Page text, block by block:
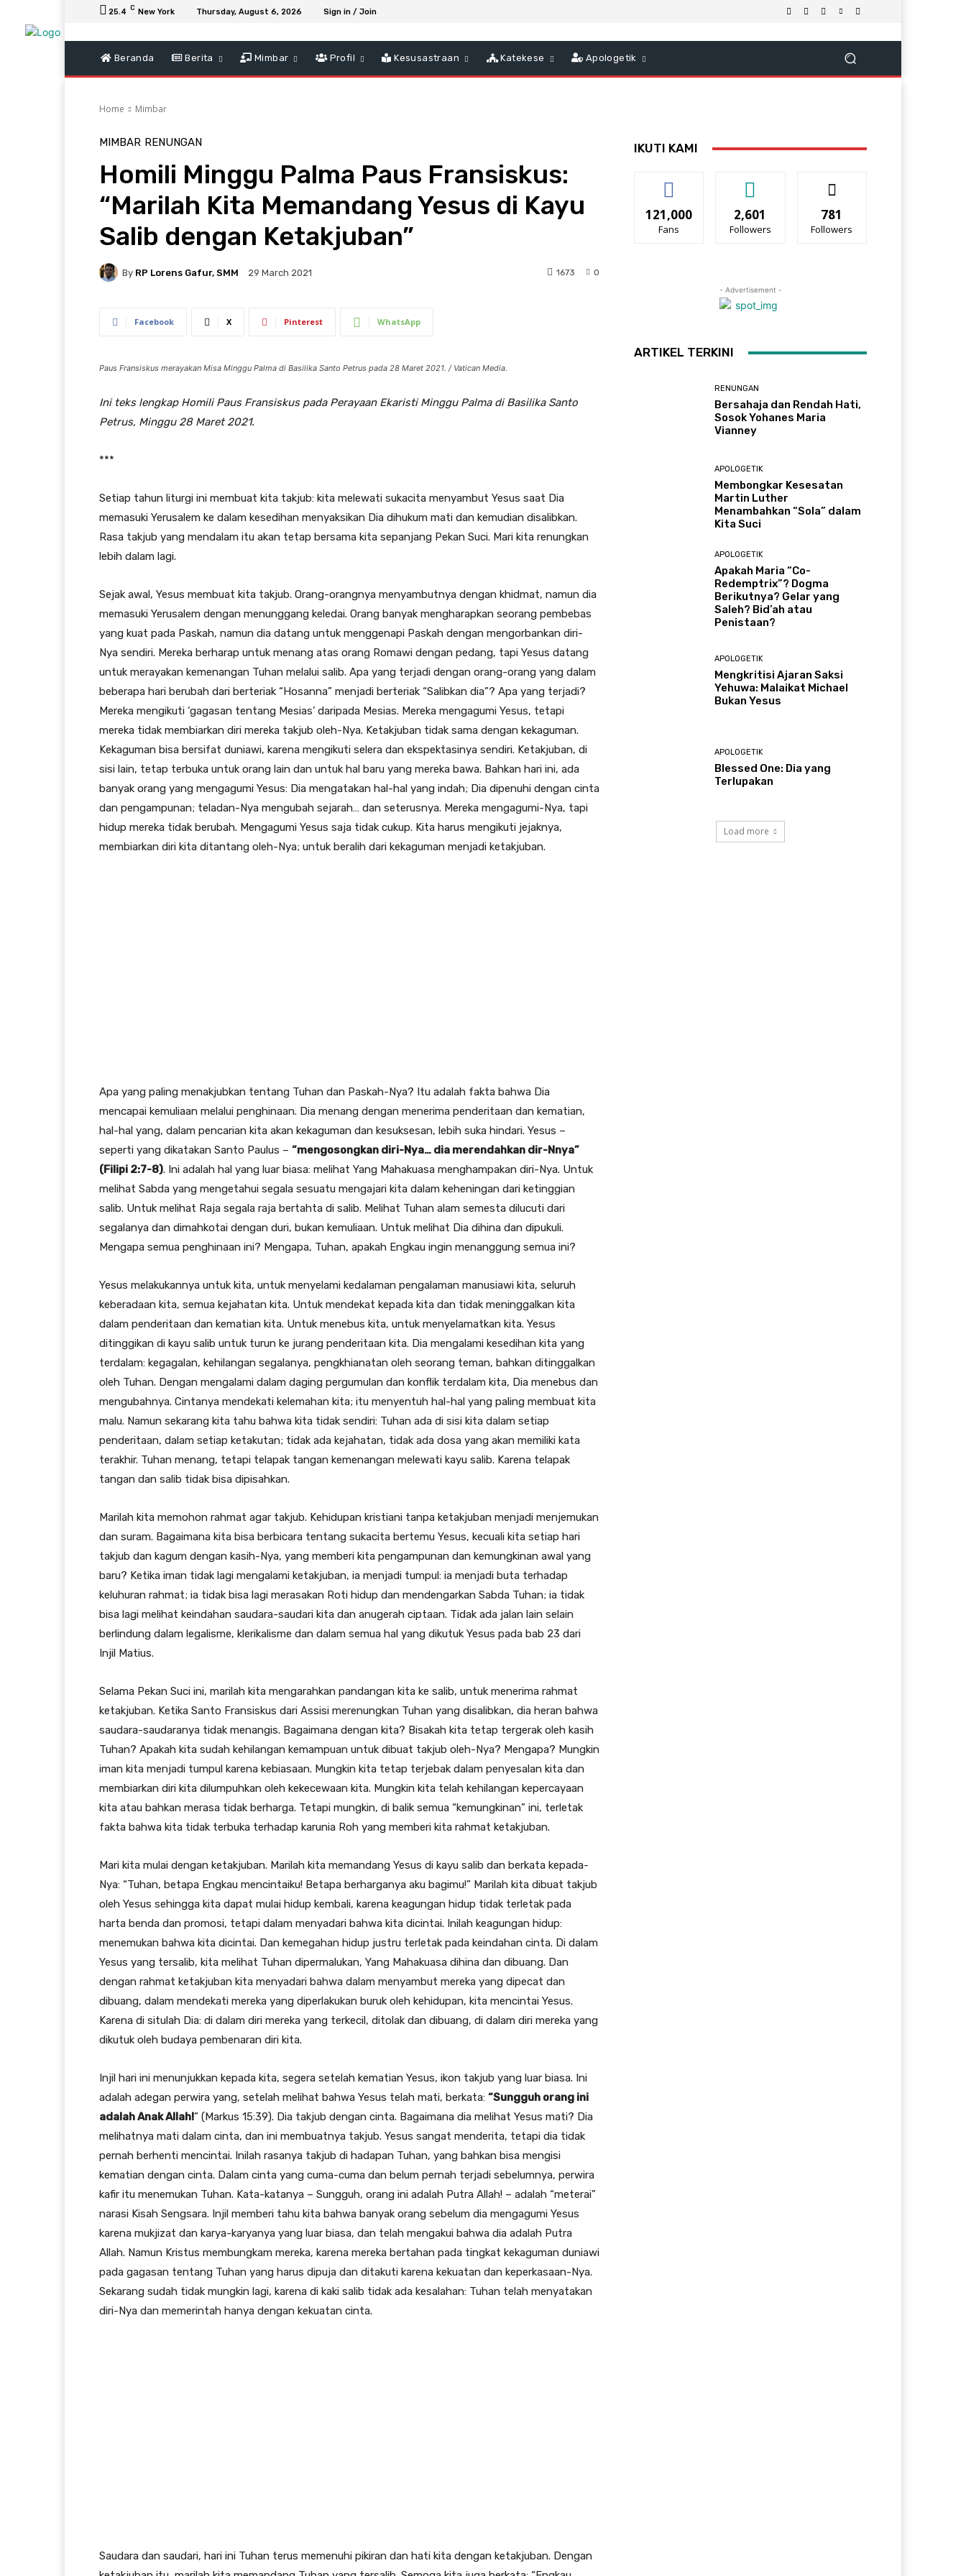
25.4 C New York Thursday, August 6, 2026 Sign in / Join
Beranda Berita Mimbar Profil Kesusastraan Katekese Apologetik
Home Mimbar
MIMBAR RENUNGAN
Homili Minggu Palma Paus Fransiskus:
“Marilah Kita Memandang Yesus di Kayu
Salib dengan Ketakjuban”
By RP Lorens Gafur, SMM 29 March 2021 0
1673
Facebook X Pinterest WhatsApp
Paus Fransiskus merayakan Misa Minggu Palma di Basilika Santo Petrus pada 28 Maret 2021. / Vatican Media.
Ini teks lengkap Homili Paus Fransiskus pada Perayaan Ekaristi Minggu Palma di Basilika Santo
Petrus, Minggu 28 Maret 2021.
***
Setiap tahun liturgi ini membuat kita takjub: kita melewati sukacita menyambut Yesus saat Dia
memasuki Yerusalem ke dalam kesedihan menyaksikan Dia dihukum mati dan kemudian disalibkan.
Rasa takjub yang mendalam itu akan tetap bersama kita sepanjang Pekan Suci. Mari kita renungkan
lebih dalam lagi.
Sejak awal, Yesus membuat kita takjub. Orang-orangnya menyambutnya dengan khidmat, namun dia
memasuki Yerusalem dengan menunggang keledai. Orang banyak mengharapkan seorang pembebas
yang kuat pada Paskah, namun dia datang untuk menggenapi Paskah dengan mengorbankan diri-
Nya sendiri. Mereka berharap untuk menang atas orang Romawi dengan pedang, tapi Yesus datang
untuk merayakan kemenangan Tuhan melalui salib. Apa yang terjadi dengan orang-orang yang dalam
beberapa hari berubah dari berteriak “Hosanna” menjadi berteriak “Salibkan dia”? Apa yang terjadi?
Mereka mengikuti ‘gagasan tentang Mesias’ daripada Mesias. Mereka mengagumi Yesus, tetapi
mereka tidak membiarkan diri mereka takjub oleh-Nya. Ketakjuban tidak sama dengan kekaguman.
Kekaguman bisa bersifat duniawi, karena mengikuti selera dan ekspektasinya sendiri. Ketakjuban, di
sisi lain, tetap terbuka untuk orang lain dan untuk hal baru yang mereka bawa. Bahkan hari ini, ada
banyak orang yang mengagumi Yesus: Dia mengatakan hal-hal yang indah; Dia dipenuhi dengan cinta
dan pengampunan; teladan-Nya mengubah sejarah… dan seterusnya. Mereka mengagumi-Nya, tapi
hidup mereka tidak berubah. Mengagumi Yesus saja tidak cukup. Kita harus mengikuti jejaknya,
membiarkan diri kita ditantang oleh-Nya; untuk beralih dari kekaguman menjadi ketakjuban.
Apa yang paling menakjubkan tentang Tuhan dan Paskah-Nya? Itu adalah fakta bahwa Dia
mencapai kemuliaan melalui penghinaan. Dia menang dengan menerima penderitaan dan kematian,
hal-hal yang, dalam pencarian kita akan kekaguman dan kesuksesan, lebih suka hindari. Yesus –
seperti yang dikatakan Santo Paulus – “mengosongkan diri-Nya… dia merendahkan dir-Nnya”
(Filipi 2:7-8). Ini adalah hal yang luar biasa: melihat Yang Mahakuasa menghampakan diri-Nya. Untuk
melihat Sabda yang mengetahui segala sesuatu mengajari kita dalam keheningan dari ketinggian
salib. Untuk melihat Raja segala raja bertahta di salib. Melihat Tuhan alam semesta dilucuti dari
segalanya dan dimahkotai dengan duri, bukan kemuliaan. Untuk melihat Dia dihina dan dipukuli.
Mengapa semua penghinaan ini? Mengapa, Tuhan, apakah Engkau ingin menanggung semua ini?
Yesus melakukannya untuk kita, untuk menyelami kedalaman pengalaman manusiawi kita, seluruh
keberadaan kita, semua kejahatan kita. Untuk mendekat kepada kita dan tidak meninggalkan kita
dalam penderitaan dan kematian kita. Untuk menebus kita, untuk menyelamatkan kita. Yesus
ditinggikan di kayu salib untuk turun ke jurang penderitaan kita. Dia mengalami kesedihan kita yang
terdalam: kegagalan, kehilangan segalanya, pengkhianatan oleh seorang teman, bahkan ditinggalkan
oleh Tuhan. Dengan mengalami dalam daging pergumulan dan konflik terdalam kita, Dia menebus dan
mengubahnya. Cintanya mendekati kelemahan kita; itu menyentuh hal-hal yang paling membuat kita
malu. Namun sekarang kita tahu bahwa kita tidak sendiri: Tuhan ada di sisi kita dalam setiap
penderitaan, dalam setiap ketakutan; tidak ada kejahatan, tidak ada dosa yang akan memiliki kata
terakhir. Tuhan menang, tetapi telapak tangan kemenangan melewati kayu salib. Karena telapak
tangan dan salib tidak bisa dipisahkan.
Marilah kita memohon rahmat agar takjub. Kehidupan kristiani tanpa ketakjuban menjadi menjemukan
dan suram. Bagaimana kita bisa berbicara tentang sukacita bertemu Yesus, kecuali kita setiap hari
takjub dan kagum dengan kasih-Nya, yang memberi kita pengampunan dan kemungkinan awal yang
baru? Ketika iman tidak lagi mengalami ketakjuban, ia menjadi tumpul: ia menjadi buta terhadap
keluhuran rahmat; ia tidak bisa lagi merasakan Roti hidup dan mendengarkan Sabda Tuhan; ia tidak
bisa lagi melihat keindahan saudara-saudari kita dan anugerah ciptaan. Tidak ada jalan lain selain
berlindung dalam legalisme, klerikalisme dan dalam semua hal yang dikutuk Yesus pada bab 23 dari
Injil Matius.
Selama Pekan Suci ini, marilah kita mengarahkan pandangan kita ke salib, untuk menerima rahmat
ketakjuban. Ketika Santo Fransiskus dari Assisi merenungkan Tuhan yang disalibkan, dia heran bahwa
saudara-saudaranya tidak menangis. Bagaimana dengan kita? Bisakah kita tetap tergerak oleh kasih
Tuhan? Apakah kita sudah kehilangan kemampuan untuk dibuat takjub oleh-Nya? Mengapa? Mungkin
iman kita menjadi tumpul karena kebiasaan. Mungkin kita tetap terjebak dalam penyesalan kita dan
membiarkan diri kita dilumpuhkan oleh kekecewaan kita. Mungkin kita telah kehilangan kepercayaan
kita atau bahkan merasa tidak berharga. Tetapi mungkin, di balik semua “kemungkinan” ini, terletak
fakta bahwa kita tidak terbuka terhadap karunia Roh yang memberi kita rahmat ketakjuban.
Mari kita mulai dengan ketakjuban. Marilah kita memandang Yesus di kayu salib dan berkata kepada-
Nya: “Tuhan, betapa Engkau mencintaiku! Betapa berharganya aku bagimu!” Marilah kita dibuat takjub
oleh Yesus sehingga kita dapat mulai hidup kembali, karena keagungan hidup tidak terletak pada
harta benda dan promosi, tetapi dalam menyadari bahwa kita dicintai. Inilah keagungan hidup:
menemukan bahwa kita dicintai. Dan kemegahan hidup justru terletak pada keindahan cinta. Di dalam
Yesus yang tersalib, kita melihat Tuhan dipermalukan, Yang Mahakuasa dihina dan dibuang. Dan
dengan rahmat ketakjuban kita menyadari bahwa dalam menyambut mereka yang dipecat dan
dibuang, dalam mendekati mereka yang diperlakukan buruk oleh kehidupan, kita mencintai Yesus.
Karena di situlah Dia: di dalam diri mereka yang terkecil, ditolak dan dibuang, di dalam diri mereka yang
dikutuk oleh budaya pembenaran diri kita.
Injil hari ini menunjukkan kepada kita, segera setelah kematian Yesus, ikon takjub yang luar biasa. Ini
adalah adegan perwira yang, setelah melihat bahwa Yesus telah mati, berkata: “Sungguh orang ini
adalah Anak Allah!” (Markus 15:39). Dia takjub dengan cinta. Bagaimana dia melihat Yesus mati? Dia
melihatnya mati dalam cinta, dan ini membuatnya takjub. Yesus sangat menderita, tetapi dia tidak
pernah berhenti mencintai. Inilah rasanya takjub di hadapan Tuhan, yang bahkan bisa mengisi
kematian dengan cinta. Dalam cinta yang cuma-cuma dan belum pernah terjadi sebelumnya, perwira
kafir itu menemukan Tuhan. Kata-katanya – Sungguh, orang ini adalah Putra Allah! – adalah “meterai”
narasi Kisah Sengsara. Injil memberi tahu kita bahwa banyak orang sebelum dia mengagumi Yesus
karena mukjizat dan karya-karyanya yang luar biasa, dan telah mengakui bahwa dia adalah Putra
Allah. Namun Kristus membungkam mereka, karena mereka bertahan pada tingkat kekaguman duniawi
pada gagasan tentang Tuhan yang harus dipuja dan ditakuti karena kekuatan dan keperkasaan-Nya.
Sekarang sudah tidak mungkin lagi, karena di kaki salib tidak ada kesalahan: Tuhan telah menyatakan
diri-Nya dan memerintah hanya dengan kekuatan cinta.
Saudara dan saudari, hari ini Tuhan terus memenuhi pikiran dan hati kita dengan ketakjuban. Dengan
IKUTI KAMI
121,000
Fans
2,601
Followers
781
Followers
- Advertisement -
ARTIKEL TERKINI
RENUNGAN
Bersahaja dan Rendah Hati,
Sosok Yohanes Maria
Vianney
APOLOGETIK
Membongkar Kesesatan
Martin Luther
Menambahkan “Sola” dalam
Kita Suci
APOLOGETIK
Apakah Maria “Co-
Redemptrix”? Dogma
Berikutnya? Gelar yang
Saleh? Bid’ah atau
Penistaan?
APOLOGETIK
Mengkritisi Ajaran Saksi
Yehuwa: Malaikat Michael
Bukan Yesus
APOLOGETIK
Blessed One: Dia yang
Terlupakan
Load more